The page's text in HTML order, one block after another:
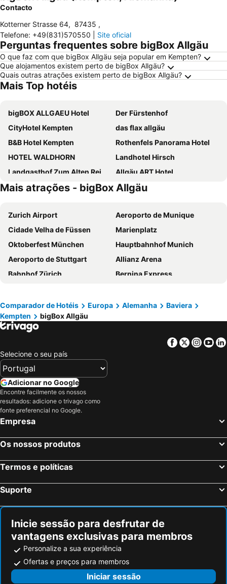
Contacto
Kotterner Strasse 64, 87435 ,
Telefone: +49(831)570550 Site oficial
Perguntas frequentes sobre bigBox Allgäu
O que faz com que bigBox Allgäu seja popular em Kempten?
Que alojamentos existem perto de bigBox Allgäu?
Quais outras atrações existem perto de bigBox Allgäu?
Mais Top hotéis
bigBOX ALLGAEU Hotel
Der Fürstenhof
CityHotel Kempten
das flax allgäu
B&B Hotel Kempten
Rothenfels Panorama Hotel
HOTEL WALDHORN
Landhotel Hirsch
Landgasthof Zum Alten Reichenbach
Allgäu ART Hotel
Sulzberger Hof
Parkhotel Kempten
Mais atrações - bigBox Allgäu
Zurich Airport
Aeroporto de Munique
Cidade Velha de Füssen
Marienplatz
Oktoberfest München
Hauptbahnhof Munich
Aeroporto de Stuttgart
Allianz Arena
Bahnhof Zürich
Bernina Express
Altstadt-Lehel
Prefeitura de Lucerna
Innsbruck Hauptbahnhof
Theresienwiese
Lago di Braies
Marienplatz Metro Station
Aqua-Dome
Hauptbahnhof Luzern
Freiburg Breisgau Central Station
La Vieille Ville
Passo dello Stelvio
Bahnhofstraße
City
Mercatino di Natale di Bolzano
Messe
Oerlikon
Albisrieden
Bahnhof München-Pasing
Bavaria
Laax Flims Falera
Pontresina
Centro Casa Cortina
Burghausen Castle
Airpark Allgäu
Comparador de Hotéis Europa Alemanha
Baviera
Kempten
bigBox Allgäu
Facebook
Twitter
Selecione o seu país
Adicionar no Google
Encontre facilmente os nossos
resultados: adicione o trivago como
fonte preferencial no Google.
Empresa
Os nossos produtos
Termos e políticas
Suporte
Inicie sessão para desfrutar de
vantagens exclusivas para membros
Personalize a sua experiência
Ofertas e preços para membros
Iniciar sessão